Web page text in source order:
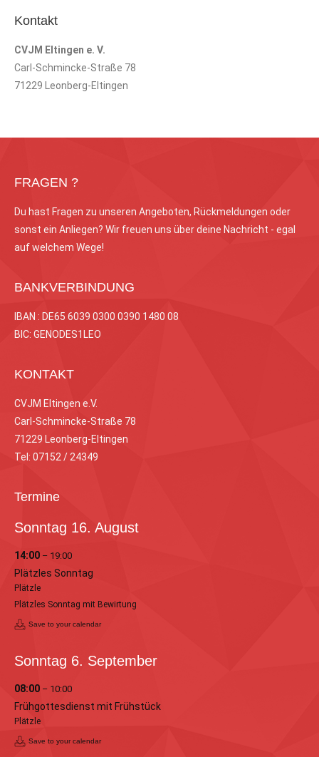
Kontakt
CVJM Eltingen e. V.
Carl-Schmincke-Straße 78
71229 Leonberg-Eltingen
FRAGEN ?
Du hast Fragen zu unseren Angeboten, Rückmeldungen oder
sonst ein Anliegen? Wir freuen uns über deine Nachricht - egal
auf welchem Wege!
BANKVERBINDUNG
IBAN : DE65 6039 0300 0390 1480 08
BIC: GENODES1LEO
KONTAKT
CVJM Eltingen e.V.
Carl-Schmincke-Straße 78
71229 Leonberg-Eltingen
Tel: 07152 / 24349
Termine
Sonntag 16. August
14:00 – 19:00
Plätzles Sonntag
Plätzle
Plätzles Sonntag mit Bewirtung
Save to your calendar
Sonntag 6. September
08:00 – 10:00
Frühgottesdienst mit Frühstück
Plätzle
Save to your calendar